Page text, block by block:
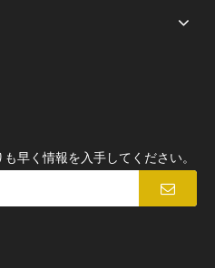
早く情報を入手してください。